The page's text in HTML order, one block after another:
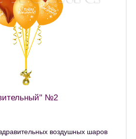
№2
воздушных шаров